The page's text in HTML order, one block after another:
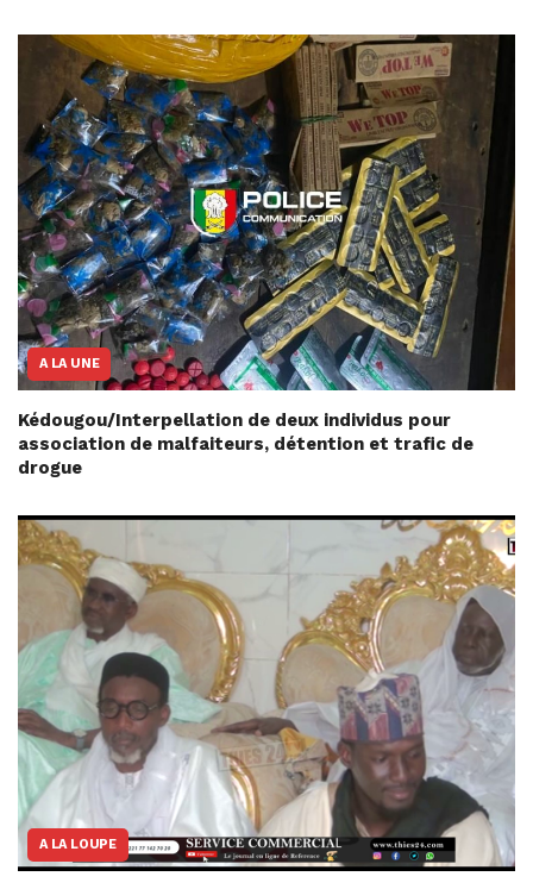
A LA UNE
Kédougou/Interpellation de deux individus pour
association de malfaiteurs, détention et trafic de
drogue
A LA LOUPE